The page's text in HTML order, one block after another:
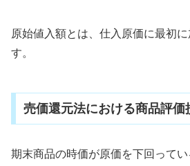
原始値入額とは、仕入原価に最初
す。
売価還元法における商品評価
期末商品の時価が原価を下回って